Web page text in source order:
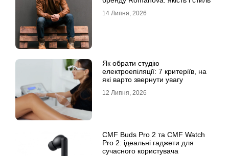
14 Липня, 2026
Як обрати студію
електроепіляції: 7 критеріїв, на
які варто звернути увагу
12 Липня, 2026
CMF Buds Pro 2 та CMF Watch
Pro 2: ідеальні гаджети для
сучасного користувача